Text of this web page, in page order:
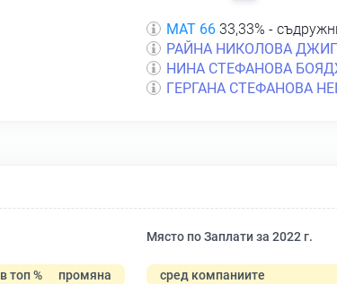
МАТ 66 33,33% -
РАЙНА НИКОЛОВА
НИНА СТЕФАНОВА
ГЕРГАНА СТЕФАНОВА
в топ %
промяна
Място по Заплати за 2022 г.
сред компаниите